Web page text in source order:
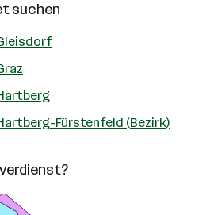
suchen
Fürstenfeld (Bezirk)